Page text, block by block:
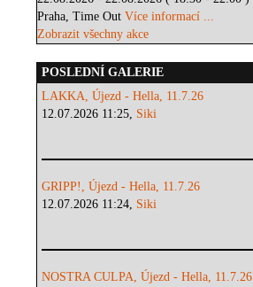
Praha, Time OutVíce informací ...
Zobrazit všechny akce
POSLEDNÍ GALERIE
LAKKA, Újezd - Hella, 11.7.26
12.07.2026 11:25, Siki
GRIPP!, Újezd - Hella, 11.7.26
12.07.2026 11:24, Siki
NOSTRA CULPA, Újezd - Hella, 11.7.26